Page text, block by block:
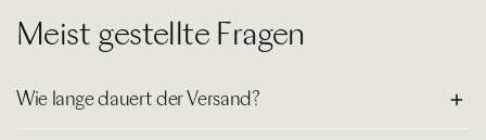
Meist gestellte Fragen
Wie lange dauert der Versand?